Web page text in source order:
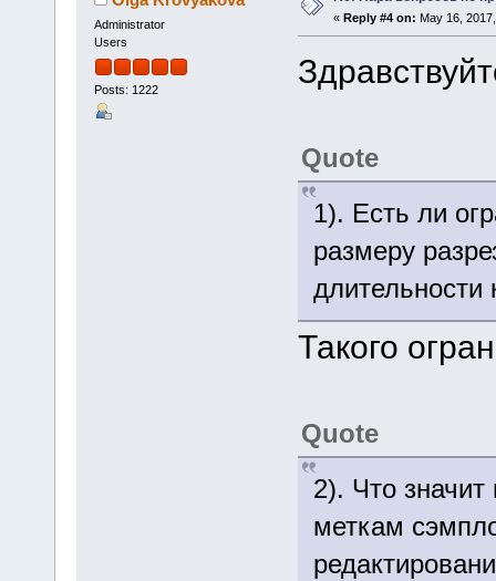
Administrator
Users
Posts: 1222
« Reply #4 on: May 16,
Quote
1). Есть ли
размеру
длительности
Такого
Quote
2). Что
меткам